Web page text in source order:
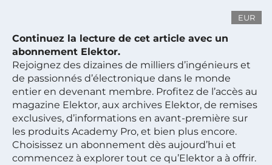
EUR
Continuez la lecture de cet article avec un
abonnement Elektor.
Rejoignez des dizaines de milliers d’ingénieurs et
de passionnés d’électronique dans le monde
entier en devenant membre. Profitez de l’accès au
magazine Elektor, aux archives Elektor, de remises
exclusives, d’informations en avant-première sur
les produits Academy Pro, et bien plus encore.
Choisissez un abonnement dès aujourd’hui et
commencez à explorer tout ce qu’Elektor a à offrir.